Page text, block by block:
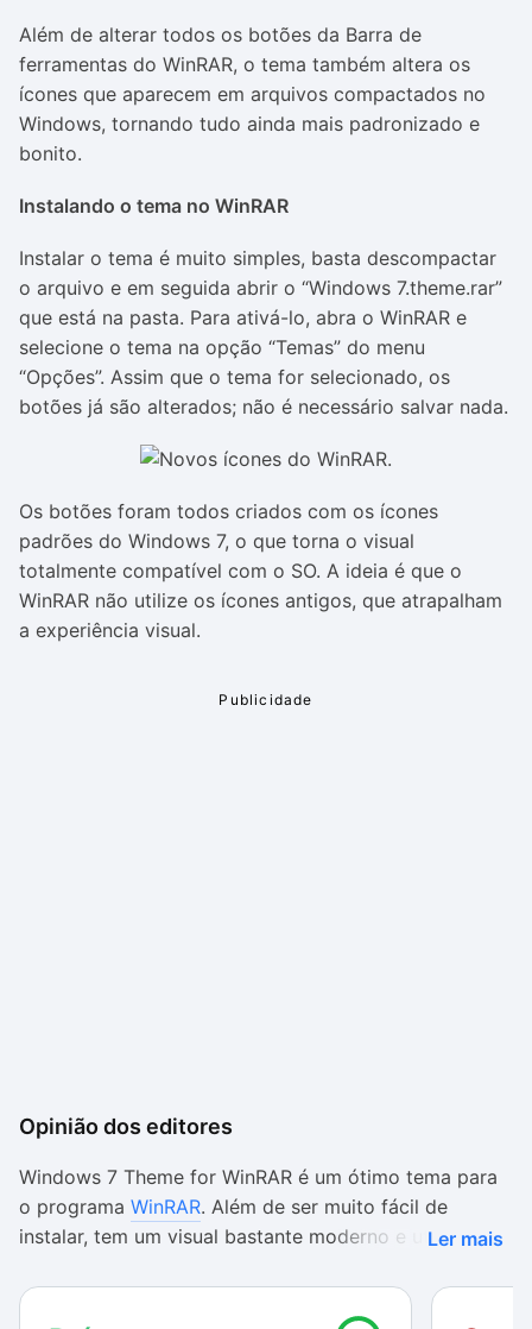
Além de alterar todos os botões da Barra de
ferramentas do WinRAR, o tema também altera os
ícones que aparecem em arquivos compactados no
Windows, tornando tudo ainda mais padronizado e
bonito.
Instalando o tema no WinRAR
Instalar o tema é muito simples, basta descompactar
o arquivo e em seguida abrir o “Windows 7.theme.rar”
que está na pasta. Para ativá-lo, abra o WinRAR e
selecione o tema na opção “Temas” do menu
“Opções”. Assim que o tema for selecionado, os
botões já são alterados; não é necessário salvar nada.
Os botões foram todos criados com os ícones
padrões do Windows 7, o que torna o visual
totalmente compatível com o SO. A ideia é que o
WinRAR não utilize os ícones antigos, que atrapalham
a experiência visual.
Opinião dos editores
Windows 7 Theme for WinRAR é um ótimo tema para
o programa WinRAR. Além de ser muito fácil de
instalar, tem um visual bastante moderno e utiliza os
Quem gosta de manter sempre o visual do SO o mais
Ler mais